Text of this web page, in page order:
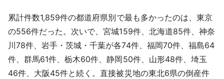
累計件数1,859件の都道府県別で最も多かったのは、東京
の556件だった。次いで、宮城159件、北海道85件、神奈
川78件、岩手・茨城・千葉が各74件、福岡70件、福島64
件、群馬61件、栃木60件、静岡50件、山形48件、埼玉
46件、大阪45件と続く。直接被災地の東北6県の倒産件